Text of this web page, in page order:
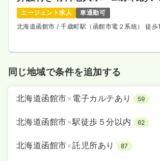
エージェント求人
車通勤可
北海道函館市 / 千歳町駅（函館市電２系統） 徒歩
同じ地域で条件を追加する
北海道函館市×電子カルテあり 59
北海道函館市×駅徒歩５分以内 62
北海道函館市×託児所あり 87